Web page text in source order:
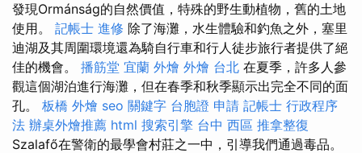
發現Ormánság的自然價值，特殊的野生動植物，舊的土地
使用。 記帳士 進修 除了海灘，水生體驗和釣魚之外，塞里
迪湖及其周圍環境還為騎自行車和行人徒步旅行者提供了絕
佳的機會。 播筋堂 宜蘭 外燴 外燴 台北 在夏季，許多人參
觀這個湖泊進行海灘，但在春季和秋季顯示出完全不同的面
孔。 板橋 外燴 seo 關鍵字 台胞證 申請 記帳士 行政程序
法 辦桌外燴推薦 html 搜索引擎 台中 西區 推拿整復
Szalafő在警衛的最學會村莊之一中，引導我們通過毒品。